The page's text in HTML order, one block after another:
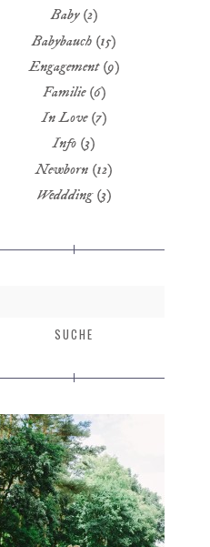
Baby(2)
Babybauch (15)
Engagement(9)
Familie(6)
In Love(7)
Info (3)
Newborn (12)
Weddding(3)